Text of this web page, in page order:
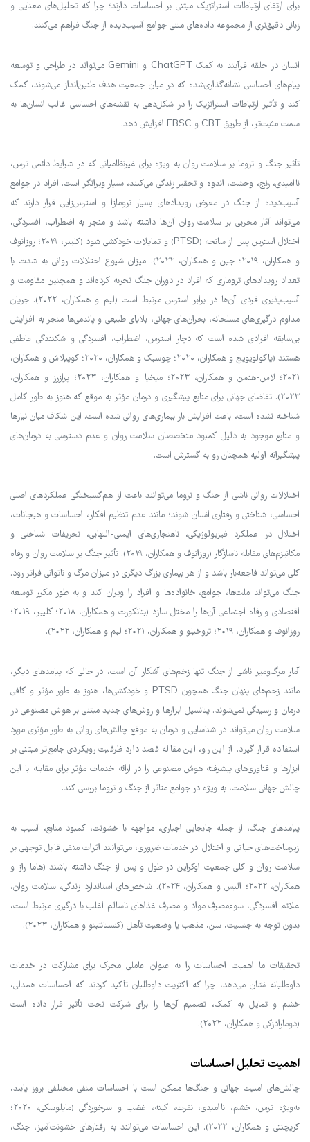
برای ارتقای ارتباطات استراتژیک مبتنی بر احساسات دارند؛ چرا که تحلیل‌های معنایی و
زبانی دقیق‌تری از مجموعه داده‌های متنی جوامع آسیب‌دیده از جنگ فراهم می‌کنند.
انسان در حلقه فرآیند به کمک ChatGPT و Gemini می‌تواند در طراحی و توسعه
پیام‌های احساسی نشانه‌گذاری‌شده که در میان جمعیت هدف طنین‌انداز می‌شوند، کمک
کند و تأثیر ارتباطات استراتژیک را در شکل‌دهی به نقشه‌های احساسی غالب انسان‌ها به
سمت مثبت‌تر، از طریق CBT و EBSC افزایش دهد.
تأثیر جنگ و تروما بر سلامت روان به ویژه برای غیرنظامیانی که در شرایط دائمی ترس،
ناامیدی، رنج، وحشت، اندوه و تحقیر زندگی می‌کنند، بسیار ویرانگر است. افراد در جوامع
آسیب‌دیده از جنگ در معرض رویدادهای بسیار ترومازا و استرس‌زایی قرار دارند که
می‌تواند آثار مخربی بر سلامت روان آن‌ها داشته باشد و منجر به اضطراب، افسردگی،
اختلال استرس پس از سانحه (PTSD) و تمایلات خودکشی شود (کلیبر، ۲۰۱۹؛ روزانوف
و همکاران، ۲۰۱۹؛ جین و همکاران، ۲۰۲۲). میزان شیوع اختلالات روانی به شدت با
تعداد رویدادهای ترومازی که افراد در دوران جنگ تجربه کرده‌اند و همچنین مقاومت و
آسیب‌پذیری فردی آن‌ها در برابر استرس مرتبط است (لیم و همکاران، ۲۰۲۲). جریان
مداوم درگیری‌های مسلحانه، بحران‌های جهانی، بلایای طبیعی و پاندمی‌ها منجر به افزایش
بی‌سابقه افرادی شده است که دچار استرس، اضطراب، افسردگی و شکنندگی عاطفی
هستند (یاکولویویچ و همکاران، ۲۰۲۰؛ چوسیک و همکاران، ۲۰۲۰؛ کوپیلاش و همکاران،
۲۰۲۱؛ لاس-هنمن و همکاران، ۲۰۲۳؛ میخیا و همکاران، ۲۰۲۳؛ پرازرز و همکاران،
۲۰۲۳). تقاضای جهانی برای منابع پیشگیری و درمان مؤثر به موقع که هنوز به طور کامل
شناخته نشده است، باعث افزایش بار بیماری‌های روانی شده است. این شکاف میان نیازها
و منابع موجود به دلیل کمبود متخصصان سلامت روان و عدم دسترسی به درمان‌های
پیشگیرانه اولیه همچنان رو به گسترش است.
اختلالات روانی ناشی از جنگ و تروما می‌توانند باعث از هم‌گسیختگی عملکردهای اصلی
احساسی، شناختی و رفتاری انسان شوند؛ مانند عدم تنظیم افکار، احساسات و هیجانات،
اختلال در عملکرد فیزیولوژیکی، ناهنجاری‌های ایمنی-التهابی، تحریفات شناختی و
مکانیزم‌های مقابله ناسازگار (روزانوف و همکاران، ۲۰۱۹). تأثیر جنگ بر سلامت روان و رفاه
کلی می‌تواند فاجعه‌بار باشد و از هر بیماری بزرگ دیگری در میزان مرگ و ناتوانی فراتر رود.
جنگ می‌تواند ملت‌ها، جوامع، خانواده‌ها و افراد را ویران کند و به طور مکرر توسعه
اقتصادی و رفاه اجتماعی آن‌ها را مختل سازد (بتانکورت و همکاران، ۲۰۱۸؛ کلیبر، ۲۰۱۹؛
روزانوف و همکاران، ۲۰۱۹؛ تروخیلو و همکاران، ۲۰۲۱؛ لیم و همکاران، ۲۰۲۲).
آمار مرگ‌ومیر ناشی از جنگ تنها زخم‌های آشکار آن است، در حالی که پیامدهای دیگر،
مانند زخم‌های پنهان جنگ همچون PTSD و خودکشی‌ها، هنوز به طور مؤثر و کافی
درمان و رسیدگی نمی‌شوند. پتانسیل ابزارها و روش‌های جدید مبتنی بر هوش مصنوعی در
سلامت روان می‌تواند در شناسایی و درمان به موقع چالش‌های روانی به طور مؤثری مورد
استفاده قرار گیرد. از این رو، این مقاله قصد دارد ظرفیت رویکردی جامع‌تر مبتنی بر
ابزارها و فناوری‌های پیشرفته هوش مصنوعی را در ارائه خدمات مؤثر برای مقابله با این
چالش جهانی سلامت، به ویژه در جوامع متاثر از جنگ و تروما بررسی کند.
پیامدهای جنگ، از جمله جابجایی اجباری، مواجهه با خشونت، کمبود منابع، آسیب به
زیرساخت‌های حیاتی و اختلال در خدمات ضروری، می‌توانند اثرات منفی قابل توجهی بر
سلامت روان و کلی جمعیت اوکراین در طول و پس از جنگ داشته باشند (هاما-راز و
همکاران، ۲۰۲۲؛ الیس و همکاران، ۲۰۲۴). شاخص‌های استاندارد زندگی، سلامت روان،
علائم افسردگی، سوءمصرف مواد و مصرف غذاهای ناسالم اغلب با درگیری مرتبط است،
بدون توجه به جنسیت، سن، مذهب یا وضعیت تأهل (کنستانتینو و همکاران، ۲۰۲۳).
تحقیقات ما اهمیت احساسات را به عنوان عاملی محرک برای مشارکت در خدمات
داوطلبانه نشان می‌دهد، چرا که اکثریت داوطلبان تأکید کردند که احساسات همدلی،
خشم و تمایل به کمک، تصمیم آن‌ها را برای شرکت تحت تأثیر قرار داده است
(دومارادزکی و همکاران، ۲۰۲۲).
اهمیت تحلیل احساسات
چالش‌های امنیت جهانی و جنگ‌ها ممکن است با احساسات منفی مختلفی بروز یابند،
به‌ویژه ترس، خشم، ناامیدی، نفرت، کینه، غضب و سرخوردگی (مایلوسکی، ۲۰۲۰؛
کریچنتی و همکاران، ۲۰۲۲). این احساسات می‌توانند به رفتارهای خشونت‌آمیز، جنگ،